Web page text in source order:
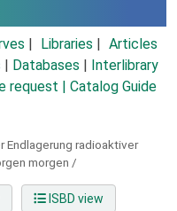
Libraries
Articles
Databases
Interlibrary
request | Catalog Guide
Endlagerung radioaktiver
morgen /
ISBD view